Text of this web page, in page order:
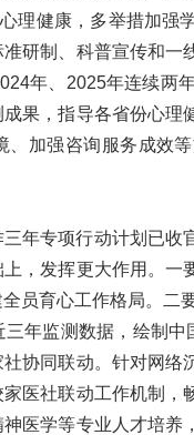
理健康，多举措加
研制、科普宣传和
年、 2025年连续两
果，指导各省份心
、加强咨询服务成效
年专项行动计划已
，发挥更大作用。
员育心工作格局。二
年监测数据，绘制
协同联动。针对网
医社联动工作机制
医学等专业人才培